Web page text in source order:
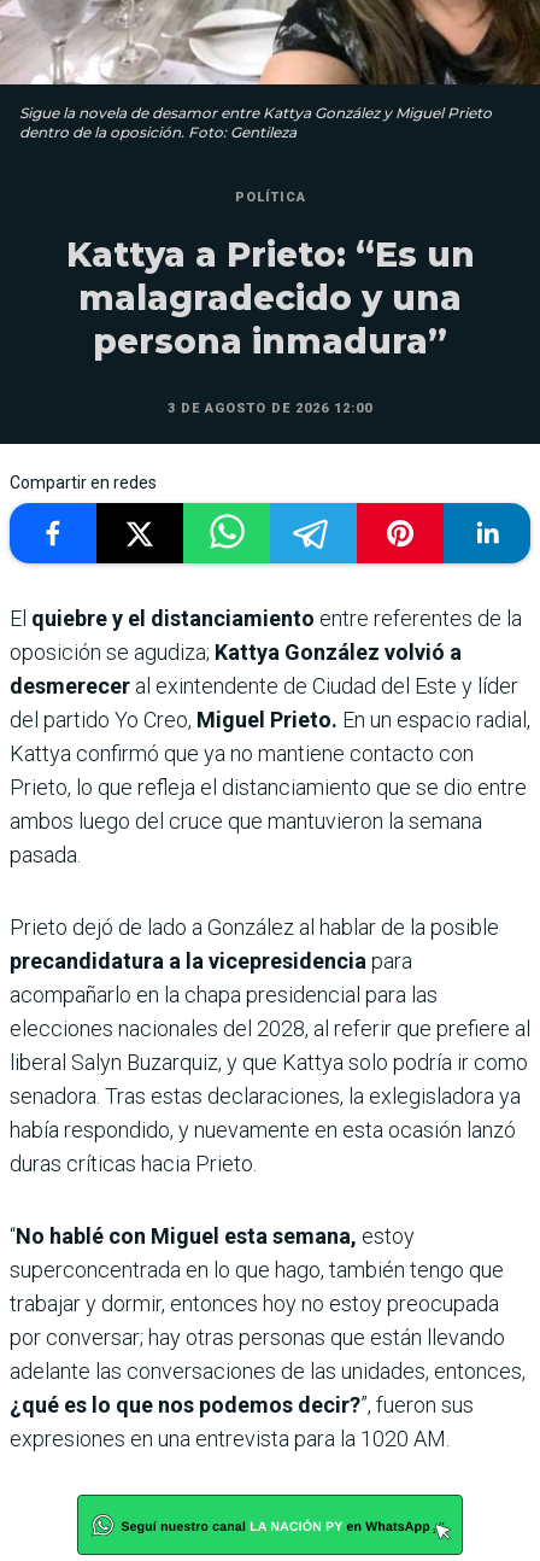
Sigue la novela de desamor entre Kattya González y Miguel Prieto
dentro de la oposición. Foto: Gentileza
POLÍTICA
Kattya a Prieto: “Es un
malagradecido y una
persona inmadura”
3 DE AGOSTO DE 2026 12:00
Compartir en redes
El quiebre y el distanciamiento entre referentes de la
oposición se agudiza; Kattya González volvió a
desmerecer al exintendente de Ciudad del Este y líder
del partido Yo Creo, Miguel Prieto. En un espacio radial,
Kattya confirmó que ya no mantiene contacto con
Prieto, lo que refleja el distanciamiento que se dio entre
ambos luego del cruce que mantuvieron la semana
pasada.
Prieto dejó de lado a González al hablar de la posible
precandidatura a la vicepresidencia para
acompañarlo en la chapa presidencial para las
elecciones nacionales del 2028, al referir que prefiere al
liberal Salyn Buzarquiz, y que Kattya solo podría ir como
senadora. Tras estas declaraciones, la exlegisladora ya
había respondido, y nuevamente en esta ocasión lanzó
duras críticas hacia Prieto.
“No hablé con Miguel esta semana, estoy
superconcentrada en lo que hago, también tengo que
trabajar y dormir, entonces hoy no estoy preocupada
por conversar; hay otras personas que están llevando
adelante las conversaciones de las unidades, entonces,
¿qué es lo que nos podemos decir?”, fueron sus
expresiones en una entrevista para la 1020 AM.